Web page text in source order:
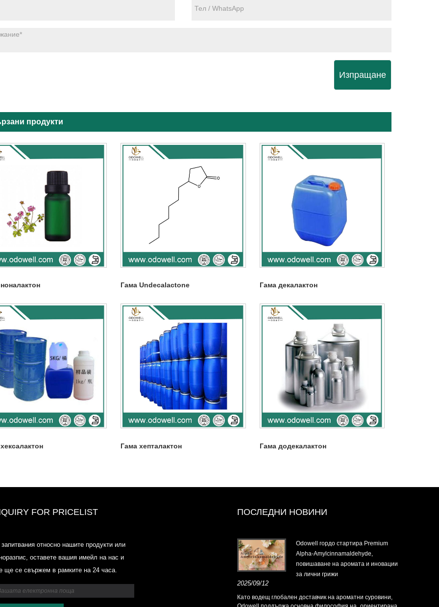
Изпращане
продукти
Гама Undecalactone Гама декалактон
Гама хепталактон Гама додекалактон
FOR PRICELIST
относно нашите продукти или
оставете вашия имейл на нас и
ще се свържем в рамките на 24 часа.
ПОСЛЕДНИ НОВИНИ
2025.6.14-2025.07.25
Odowell гордо стартира Premium
Alpha-Amylcinnamaldehyde,
повишаване на аромата и иновации
за лични грижи
2025/09/12
Като водещ глобален доставчик на ароматни суровини,